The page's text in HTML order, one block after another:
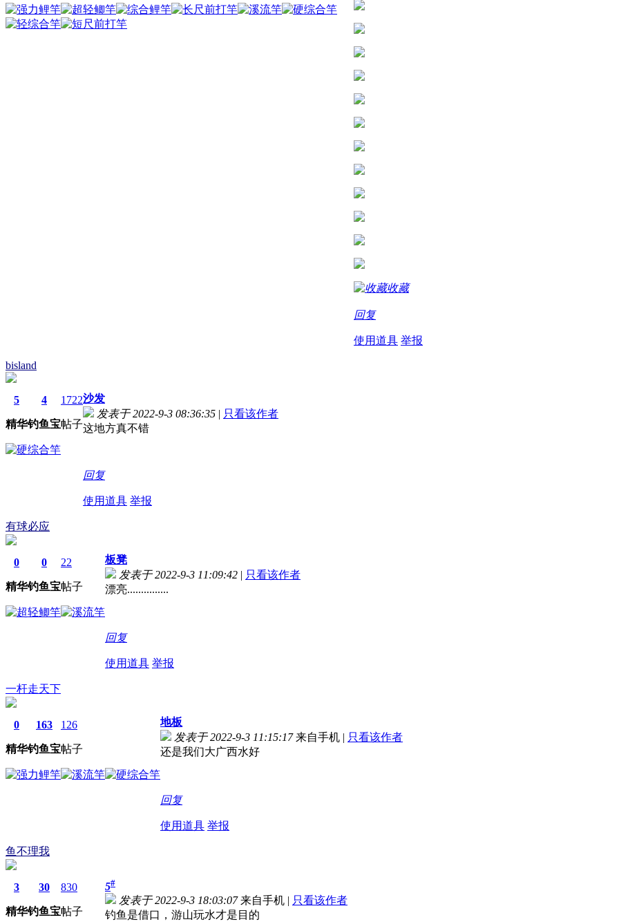
收藏
回复
使用道具 举报
bisland
5
精华
4
钓鱼宝
1722
帖子
沙发
发表于 2022-9-3 08:36:35 | 只看该作者
这地方真不错
回复
使用道具 举报
有球必应
0
精华
0
钓鱼宝
22
帖子
板凳
发表于 2022-9-3 11:09:42 | 只看该作者
漂亮...............
回复
使用道具 举报
一杆走天下
0
精华
163
钓鱼宝
126
帖子
地板
发表于 2022-9-3 11:15:17 来自手机 | 只看该作者
还是我们大广西水好
回复
使用道具 举报
鱼不理我
3
精华
30
钓鱼宝
830
帖子
5#
发表于 2022-9-3 18:03:07 来自手机 | 只看该作者
钓鱼是借口，游山玩水才是目的